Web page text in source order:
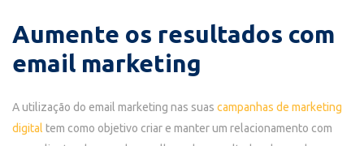
Aumente os resultados com
email marketing
A utilização do email marketing nas suas campanhas de marketing
digital tem como objetivo criar e manter um relacionamento com